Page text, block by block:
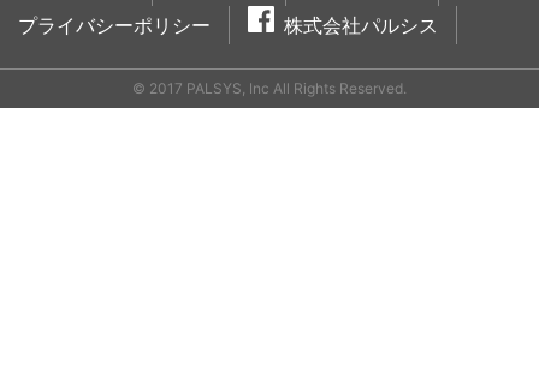
プライバシーポリシー
株式会社パルシス
© 2017 PALSYS, Inc All Rights Reserved.